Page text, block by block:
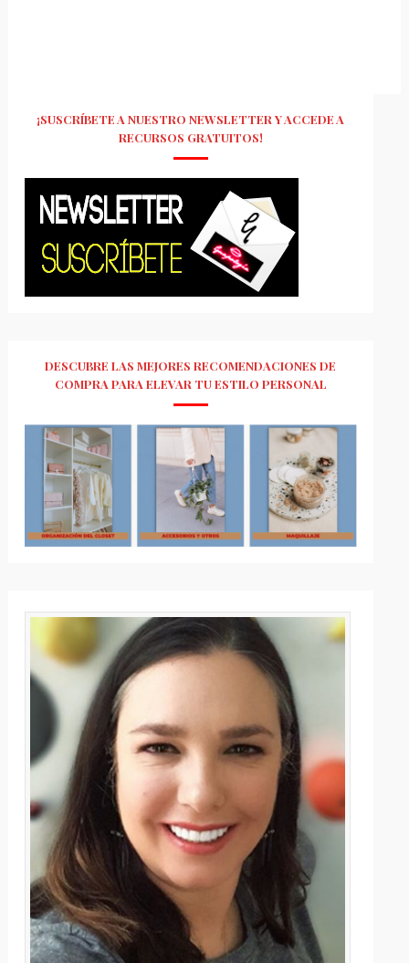
¡SUSCRÍBETE A NUESTRO NEWSLETTER Y ACCEDE A
RECURSOS GRATUITOS!
DESCUBRE LAS MEJORES RECOMENDACIONES DE
COMPRA PARA ELEVAR TU ESTILO PERSONAL